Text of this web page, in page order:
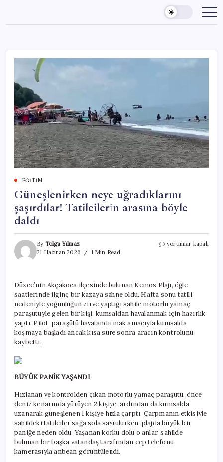
content
EĞITIM
Güneşlenirken neye uğradıklarını
şaşırdılar! Tatilcilerin arasına böyle
daldı
By Tolga Yılmaz
21 Haziran 2026
1 Min Read
Güneşlenirken
arasına
böyle
daldı
için
yorumlar kapalı
Düzce’nin Akçakoca ilçesinde bulunan Kemos Plajı, öğle
saatlerinde ilginç bir kazaya sahne oldu. Hafta sonu tatili
nedeniyle yoğunluğun zirve yaptığı sahile motorlu yamaç
paraşütüyle gelen bir kişi, kumsaldan havalanmak için hazırlık
yaptı. Pilot, paraşütü havalandırmak amacıyla kumsalda
koşmaya başladı ancak kısa süre sonra aracın kontrolünü
kaybetti.
BÜYÜK PANİK YAŞANDI
Hızlanan ve kontrolden çıkan motorlu yamaç paraşütü, önce
deniz kenarında yürüyen 2 kişiye, ardından da kumsalda
uzanarak güneşlenen 1 kişiye hızla çarptı. Çarpmanın etkisiyle
sahildeki tatilciler sağa sola savrulurken, plajda büyük bir
paniğe neden oldu. Yaşanan korku dolu o anlar, sahilde
bulunan bir başka vatandaş tarafından cep telefonu
kamerasıyla anbean görüntülendi.